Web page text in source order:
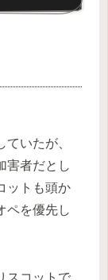
いたが、
害者だとし
ットも頭か
ペを優先し
スコットで